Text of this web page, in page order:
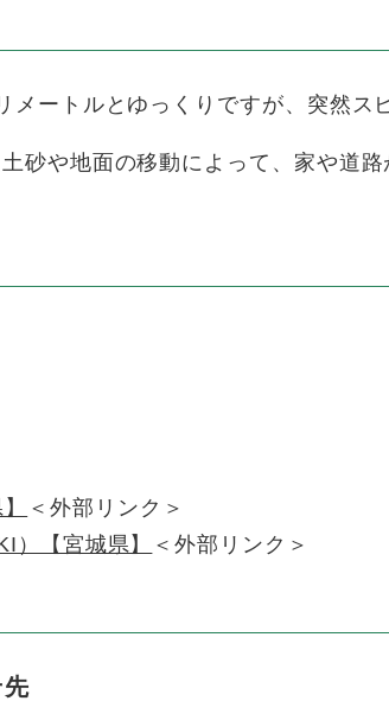
ートルとゆっくりですが、突然ス
や地面の移動によって、家や道路
＜外部リンク＞
）【宮城県】
＜外部リンク＞